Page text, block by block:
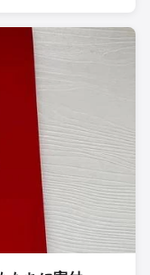
ングが品質基準を
投資のため、多く
ん。...